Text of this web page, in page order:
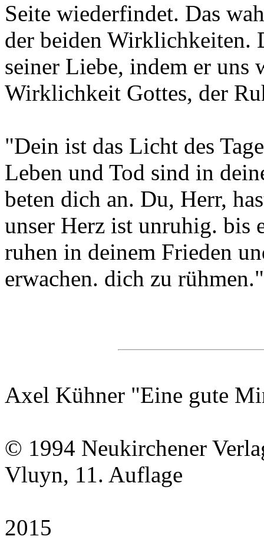
Seite wiederfindet. Das
der beiden Wirklichkeiten.
seiner Liebe, indem er uns
Wirklichkeit Gottes, der
"Dein ist das Licht des
Leben und Tod sind in
beten dich an. Du, Herr,
unser Herz ist unruhig. bis
ruhen in deinem Frieden
erwachen. dich zu
Axel Kühner "Eine gute
© 1994 Neukirchener
Vluyn, 11. Auflage
2015